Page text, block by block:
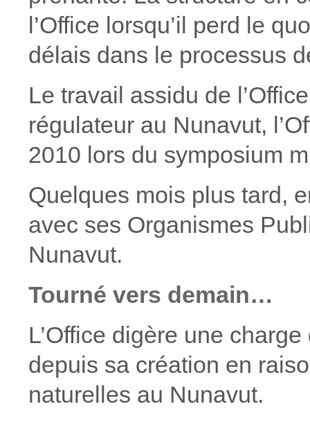
l’Office lorsqu’il perd le
délais dans le processus
Le travail assidu de
régulateur au Nunavut,
2010 lors du symposium
Quelques mois plus tard,
avec ses Organismes
Nunavut.
Tourné vers demain…
L’Office digère une
depuis sa création en
naturelles au Nunavut.